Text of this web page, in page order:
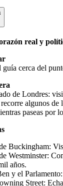
real y
guía cerca del
de Londres:
algunos
paseas por
Buckingham:
Westminster:
años.
y el
Street: